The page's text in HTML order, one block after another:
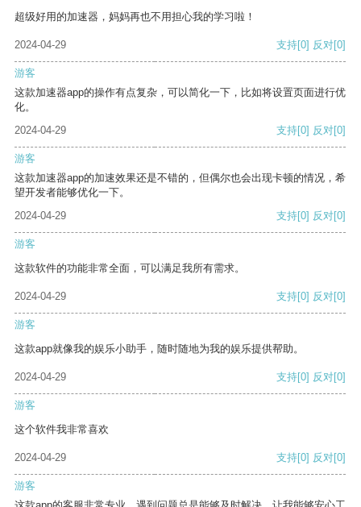
超级好用的加速器，妈妈再也不用担心我的学习啦！
2024-04-29 支持[0] 反对[0]
游客
这款加速器app的操作有点复杂，可以简化一下，比如将设置页面进行优
化。
2024-04-29
支持[0] 反对[0]
游客
这款加速器app的加速效果还是不错的，但偶尔也会出现卡顿的情况，希
望开发者能够优化一下。
2024-04-29
支持[0] 反对[0]
游客
这款软件的功能非常全面，可以满足我所有需求。
2024-04-29 支持[0] 反对[0]
游客
这款app就像我的娱乐小助手，随时随地为我的娱乐提供帮助。
2024-04-29 支持[0] 反对[0]
游客
这个软件我非常喜欢
2024-04-29 支持[0] 反对[0]
游客